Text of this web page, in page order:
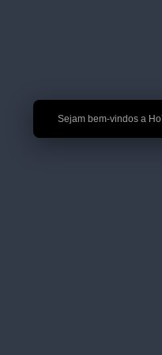
🎉 Sejam bem-vindos a